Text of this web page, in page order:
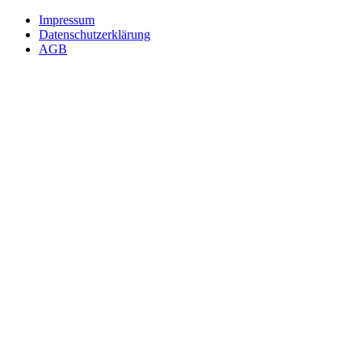
Impressum
Datenschutzerklärung
AGB